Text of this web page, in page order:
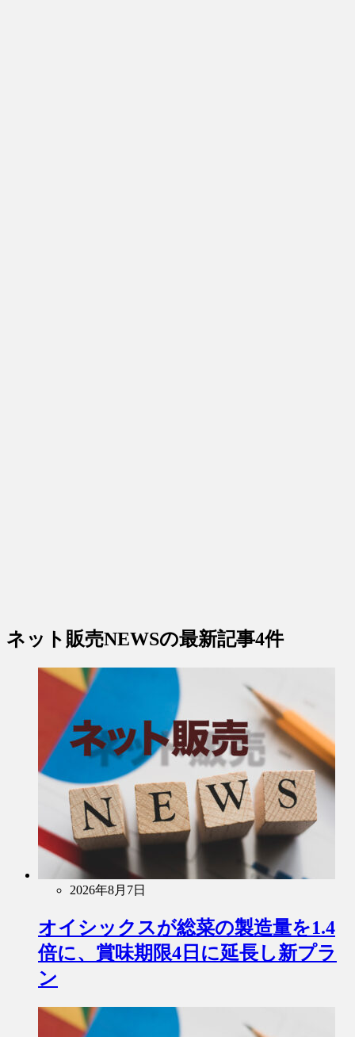
ネット販売NEWSの最新記事4件
2026年8月7日
オイシックスが総菜の製造量を1.4
倍に、賞味期限4日に延長し新プラ
ン